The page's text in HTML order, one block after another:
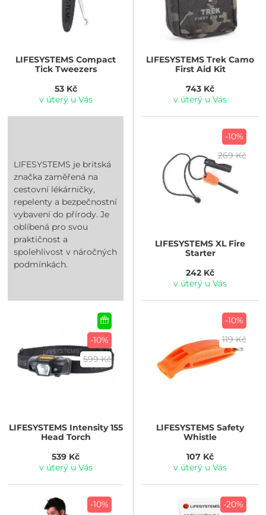
LIFESYSTEMS Compact
Tick Tweezers
53 Kč
v úterý u Vás
LIFESYSTEMS Trek Camo
First Aid Kit
743 Kč
v úterý u Vás
LIFESYSTEMS je britská
značka zaměřená na
cestovní lékárničky,
repelenty a bezpečnostní
vybavení do přírody. Je
oblíbená pro svou
praktičnost a
spolehlivost v náročných
podmínkách.
-10%
269 Kč
LIFESYSTEMS XL Fire
Starter
242 Kč
v úterý u Vás
-10%
599 Kč
LIFESYSTEMSIntensity 155
Head Torch
539 Kč
v úterý u Vás
-10%
119 Kč
LIFESYSTEMS Safety
Whistle
107 Kč
v úterý u Vás
-10%
-20%